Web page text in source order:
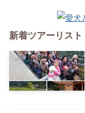
新着ツアーリスト